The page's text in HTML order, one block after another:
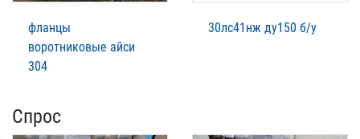
фланцы
воротниковые айси
304
30лс41нж ду150 б/у
Спрос